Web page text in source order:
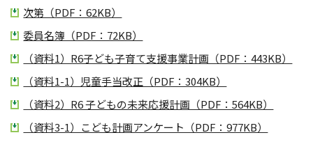
次第（PDF：62KB）
委員名簿（PDF：72KB）
（資料1）R6子ども子育て支援事業計画（PDF：443KB）
（資料1-1）児童手当改正（PDF：304KB）
（資料2）R6 子どもの未来応援計画（PDF：564KB）
（資料3-1）こども計画アンケート（PDF：977KB）